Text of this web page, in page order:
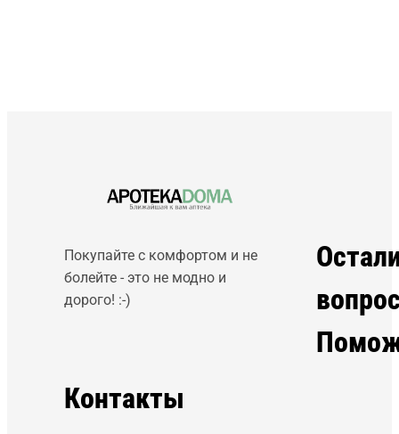
Покупайте с комфортом и не
болейте - это не модно и
дорого! :-)
Контакты